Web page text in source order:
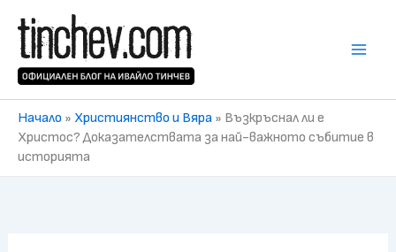
content
Начало » Християнство и Вяра » Възкръснал ли е
Христос? Доказателствата за най-важното събитие в
историята